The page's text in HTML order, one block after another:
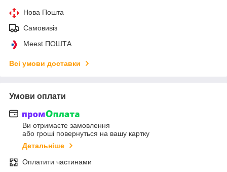
Нова Пошта
Самовивіз
Meest ПОШТА
Всі умови доставки
Умови оплати
Ви отримаєте замовлення
або гроші повернуться на вашу картку
Детальніше
Оплатити частинами